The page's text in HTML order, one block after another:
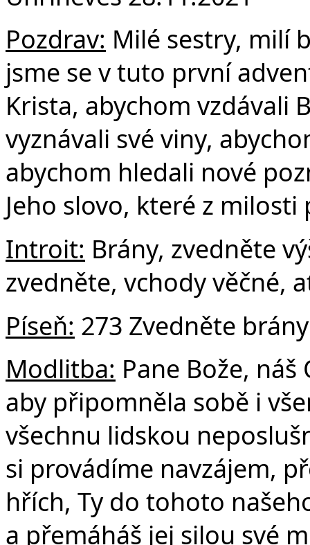
Pozdrav: Milé sestry, milí
jsme se v tuto první
Krista, abychom vzdávali
vyznávali své viny,
abychom hledali nové
Jeho slovo, které z
Introit: Brány, zvedněte
zvedněte, vchody věčné,
Píseň: 273 Zvedněte
Modlitba: Pane Bože, náš
aby připomněla sobě i
všechnu lidskou
si provádíme navzájem,
hřích, Ty do tohoto
a přemáháš jej silou své